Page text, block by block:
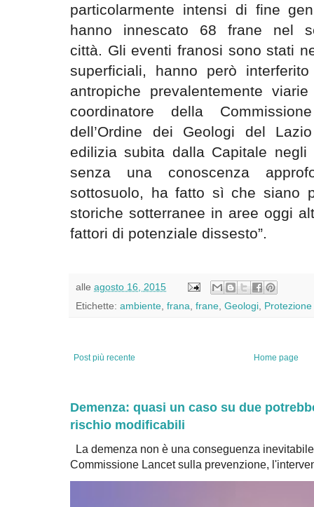
particolarmente intensi di fine
hanno innescato 68 frane nel
città. Gli eventi franosi sono stati
superficiali, hanno però
antropiche prevalentemente
coordinatore della
dell’Ordine dei Geologi del
edilizia subita dalla Capitale
senza una conoscenza
sottosuolo, ha fatto sì che siano
storiche sotterranee in aree oggi
fattori di potenziale dissesto”.
alle agosto 16, 2015
Etichette: ambiente frana frane Geologi
Post più recente Home page
Demenza: quasi un caso su due
rischio modificabili
La demenza non è una conseguenza
Commissione Lancet sulla prevenzione,